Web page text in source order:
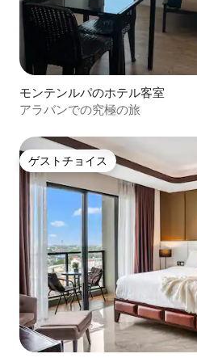
モンテンルパのホテル客室
アラバンでの究極の旅
ゲストチョイス
ゲストチョイス